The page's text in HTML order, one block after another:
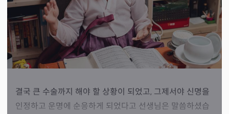
결국 큰 수술까지 해야 할 상황이 되었고, 그제서야 신명을
인정하고 운명에 순응하게 되었다고 선생님은 말씀하셨습